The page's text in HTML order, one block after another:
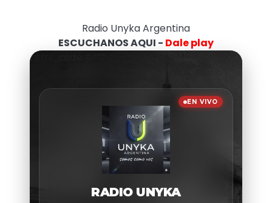
Radio Unyka Argentina
ESCUCHANOS AQUI - Dale play